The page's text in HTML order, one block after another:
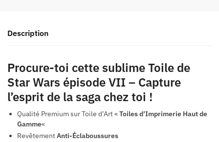
Description
Procure-toi cette sublime Toile de
Star Wars épisode VII – Capture
l’esprit de la saga chez toi !
Qualité Premium sur Toile d’Art «Toiles d’Imprimerie Haut de
Gamme«
RevêtementAnti-Éclaboussures